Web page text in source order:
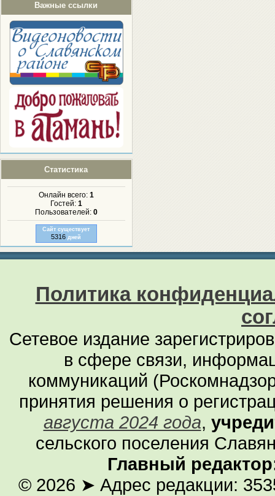
Важные ссылки
Статистика
Онлайн всего: 1
Гостей: 1
Пользователей: 0
Сайт существует
5316 дней
Политика
Сетевое издание
в сфере связи,
коммуникаций
принятия решения о
августа 2024 года,
сельского поселения
Главный
© 2026 ➤ Адрес редакции: